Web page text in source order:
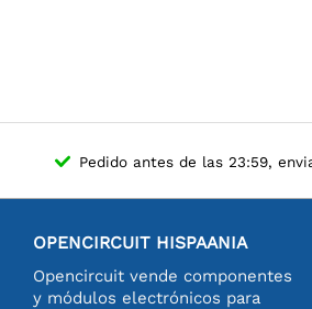
Pedido antes de las 23:59,
OPENCIRCUIT HISPAANIA
Opencircuit vende componentes
y módulos electrónicos para